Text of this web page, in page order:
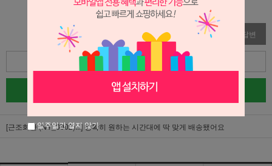
수정 삭제 답변
글쓰기
[근조화환 (NY_0002)...] 정확히 원하는 시간대에 딱 맞게 배송됐어요
일주일간 열지 않기